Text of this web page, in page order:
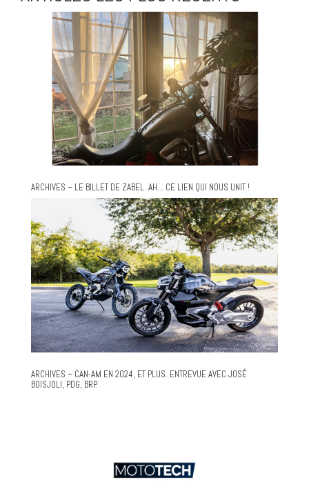
ARCHIVES – LE BILLET DE ZABEL. AH… CE LIEN QUI NOUS UNIT !
ARCHIVES – CAN-AM EN 2024, ET PLUS. ENTREVUE AVEC JOSÉ
BOISJOLI, PDG, BRP.